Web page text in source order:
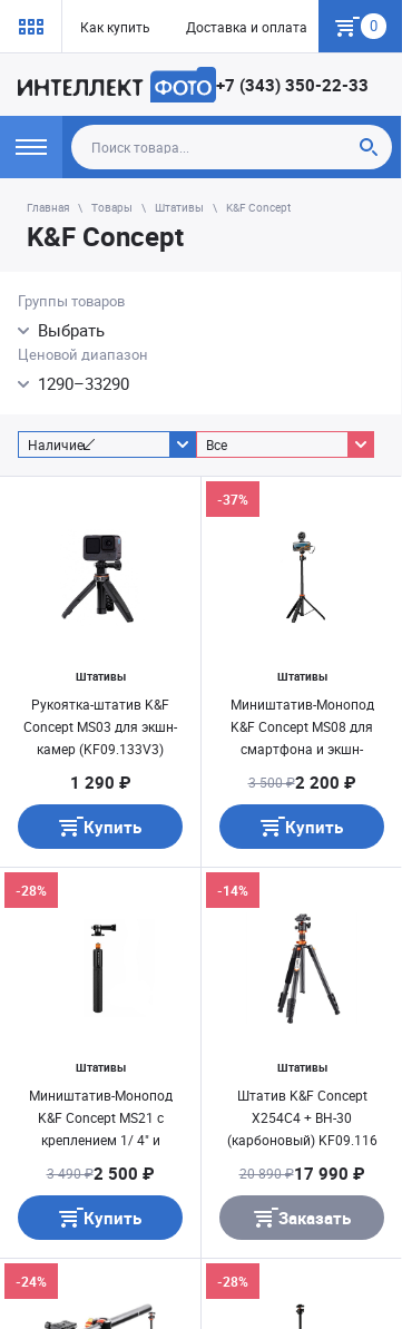
Как купить Доставка и оплата Гарантия
0
+7 (343) 350-22-33
Главная Товары Штативы K&F Concept
K&F Concept
Группы товаров
Выбрать
Ценовой диапазон
1290–33290
Наличие Все
Штативы
Рукоятка-штатив K&F
Concept MS03 для экшн-
камер (KF09.133V3)
1 290 ₽
Купить
Штативы
Миништатив-Монопод
K&F Concept MS08 для
смартфона и экшн-
3кг.) KF09.127V1
-37%
3 500 ₽2 200 ₽
Купить
Штативы
Миништатив-Монопод
K&F Concept MS21 с
креплением 1/ 4" и
(KF09.141)
-28%
3 490 ₽2 500 ₽
Купить
Штативы
Штатив K&F Concept
X254C4 + BH-30
(карбоновый) KF09.116
-14%
20 890 ₽17 990 ₽
Заказать
-24% -28%